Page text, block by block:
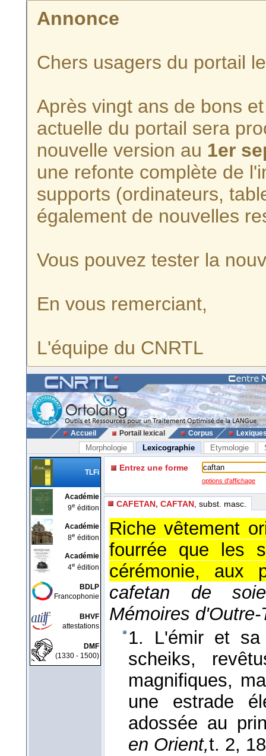
Annonce
Chers usagers du portail
Après vingt ans de bons
actuelle du portail sera
nouvelle version au 1er
une refonte complète de
supports (ordinateurs,
également de nouvelles
Vous pouvez tester la
En vous remerciant,
L'équipe du CNRTL
Accueil Portail lexical Corpus
Morphologie Lexicographie Etymologie
TLFi
Académie
9e édition
Académie
8e édition
Académie
4e édition
BDLP
Francophonie
BHVF
attestations
DMF
(1330 - 1500)
Entrez une forme
options d'affichage
CAFETAN, CAFTAN , subst. masc.
Riche vêtement
fourrée que les
cérémonie, aux
cafetan de
Mémoires
1. L'émir et sa
scheiks,
magnifiques,
une estrade
adossée au
en Orient,t. 2,